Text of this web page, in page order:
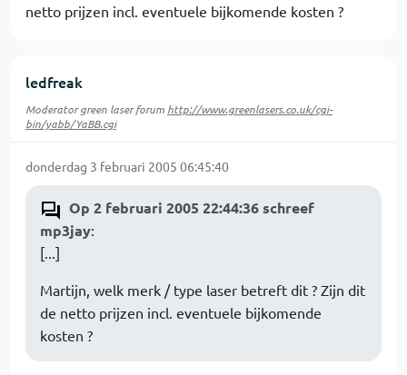
netto prijzen incl. eventuele bijkomende kosten ?
ledfreak
Moderator green laser forum http://www.greenlasers.co.uk/cgi-
bin/yabb/YaBB.cgi
donderdag 3 februari 2005 06:45:40
Op 2 februari 2005 22:44:36 schreef
mp3jay:
[...]
Martijn, welk merk / type laser betreft dit ? Zijn dit
de netto prijzen incl. eventuele bijkomende
kosten ?